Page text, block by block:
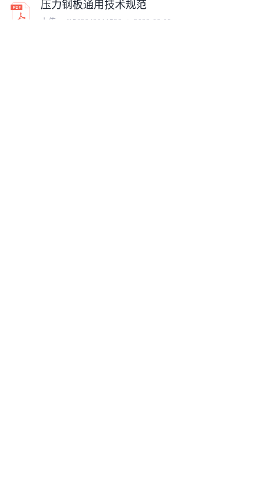
压力钢板通用技术规范
上传: cof1563843011528 2022-09-02